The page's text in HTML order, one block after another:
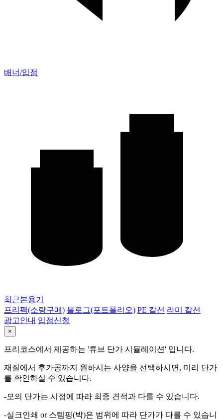
배너/입점
최근본용기
프리팩(소량구매) 블로그(포트폴리오) PE 칼선 라미 칼선
광고안내 입점신청
×
프리코스에서 제공하는 '튜브 단가 시뮬레이션' 입니다.
재질에서 후가공까지 원하시는 사양을 선택하시면, 미리 단가
를 확인하실 수 있습니다.
-모의 단가는 시점에 따라 최종 견적과 다를 수 있습니다.
-실크인쇄 or 스템핑(박)은 범위에 따라 단가가 다를 수 있습니